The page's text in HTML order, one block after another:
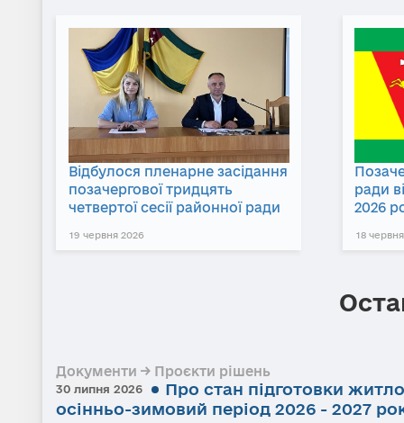
Відбулося пленарне засідання
позачергової тридцять
четвертої сесії районної ради
19 червня 2026
ради
2026
18
Документи → Проєкти рішень
30 липня 2026
Про стан підготовки
осінньо-зимовий період 2026 - 2027